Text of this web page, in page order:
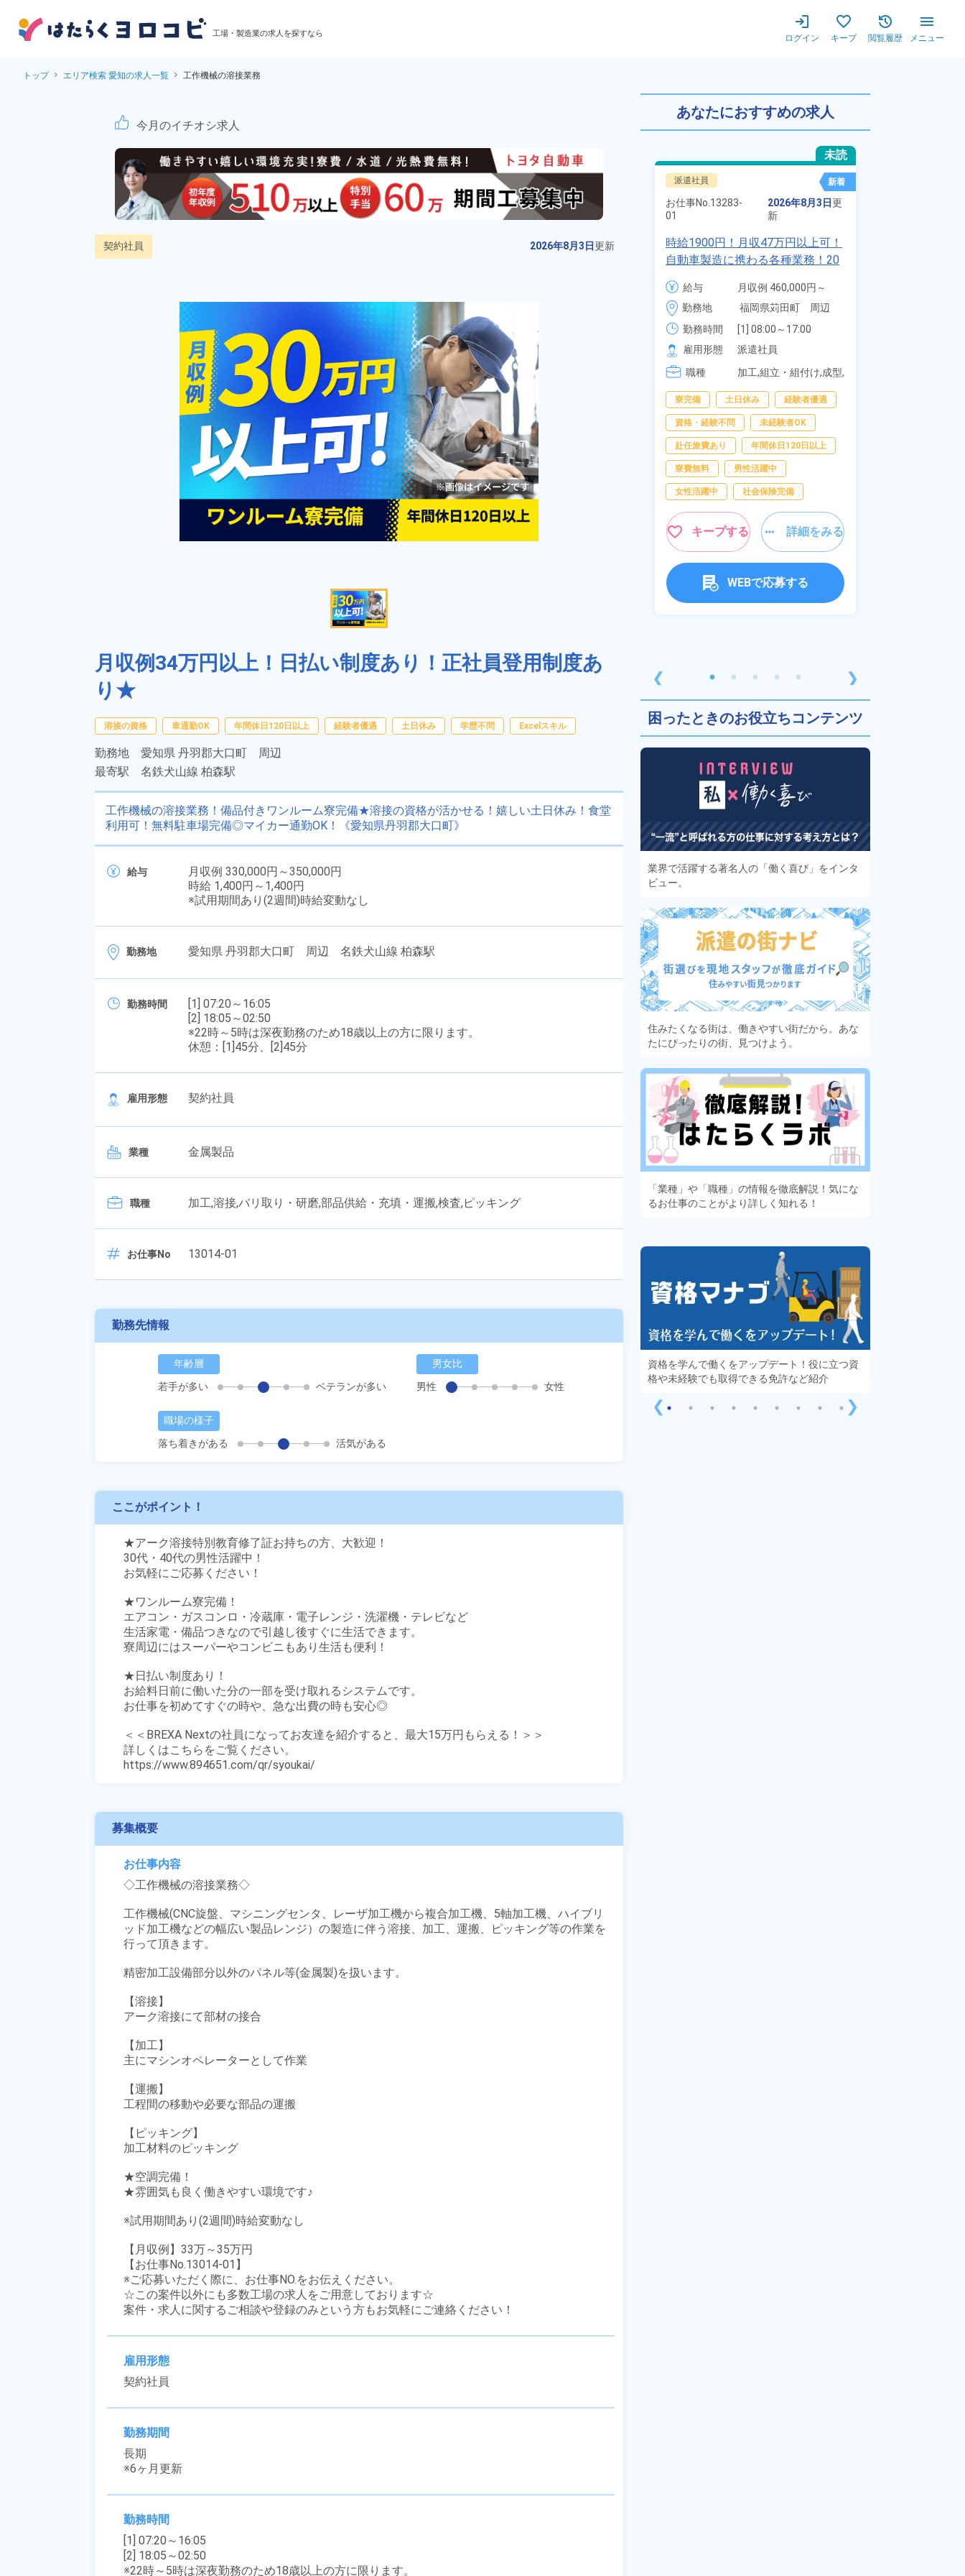
工場・製造業の求人を探すなら ログイン キープ 閲覧履歴 メニュー
トップ エリア検索 愛知の求人一覧 工作機械の溶接業務
工作機械の溶接業務！備品付きワンルーム寮完備★溶接の資格が活かせる！嬉し
今月のイチオシ求人
契約社員 2026年8月3日更新
月収例34万円以上！日払い制度あり！正社員登用制度あ
り★
溶接の資格 車通勤OK 年間休日120日以上 経験者優遇 土日休み 学歴不問 Excelスキル
勤務地 愛知県 丹羽郡大口町 周辺
最寄駅 名鉄犬山線 柏森駅
工作機械の溶接業務！備品付きワンルーム寮完備★溶接の資格が活かせる！嬉しい土日休み！食堂
利用可！無料駐車場完備◎マイカー通勤OK！《愛知県丹羽郡大口町》
給与
月収例 330,000円～350,000円
時給 1,400円～1,400円
※試用期間あり(2週間)時給変動なし
勤務地 愛知県 丹羽郡大口町 周辺 名鉄犬山線 柏森駅
勤務時間
[1] 07:20～16:05
[2] 18:05～02:50
※22時～5時は深夜勤務のため18歳以上の方に限ります。
休憩：[1]45分、[2]45分
雇用形態 契約社員
業種 金属製品
職種 加工,溶接,バリ取り・研磨,部品供給・充填・運搬,検査,ピッキング
お仕事No 13014-01
勤務先情報
年齢層
若手が多い
ベテランが多い
男女比
男性
女性
職場の様子
落ち着きがある
活気がある
ここがポイント！
★アーク溶接特別教育修了証お持ちの方、大歓迎！
30代・40代の男性活躍中！
お気軽にご応募ください！
★ワンルーム寮完備！
エアコン・ガスコンロ・冷蔵庫・電子レンジ・洗濯機・テレビなど
生活家電・備品つきなので引越し後すぐに生活できます。
寮周辺にはスーパーやコンビニもあり生活も便利！
★日払い制度あり！
お給料日前に働いた分の一部を受け取れるシステムです。
お仕事を初めてすぐの時や、急な出費の時も安心◎
＜＜BREXA Nextの社員になってお友達を紹介すると、最大15万円もらえる！＞＞
詳しくはこちらをご覧ください。
https://www.894651.com/qr/syoukai/
募集概要
お仕事内容
◇工作機械の溶接業務◇
工作機械(CNC旋盤、マシニングセンタ、レーザ加工機から複合加工機、5軸加工機、ハイブリ
ッド加工機などの幅広い製品レンジ）の製造に伴う溶接、加工、運搬、ピッキング等の作業を
行って頂きます。
精密加工設備部分以外のパネル等(金属製)を扱います。
【溶接】
アーク溶接にて部材の接合
【加工】
主にマシンオペレーターとして作業
【運搬】
工程間の移動や必要な部品の運搬
【ピッキング】
加工材料のピッキング
★空調完備！
★雰囲気も良く働きやすい環境です♪
※試用期間あり(2週間)時給変動なし
【月収例】33万～35万円
【お仕事No.13014-01】
※ご応募いただく際に、お仕事NO.をお伝えください。
☆この案件以外にも多数工場の求人をご用意しております☆
案件・求人に関するご相談や登録のみという方もお気軽にご連絡ください！
雇用形態
契約社員
勤務期間
長期
※6ヶ月更新
勤務時間
[1] 07:20～16:05
[2] 18:05～02:50
※22時～5時は深夜勤務のため18歳以上の方に限ります。
あなたにおすすめの求人
❮
お仕事No.13181-
01
2026年8月3日
新
食肉の加工や梱包作業！土日休み
★日勤専属！幅広い年齢の男女活
雰囲気◎無料駐車場完備＆マイカ
ー通勤可！《鹿児島県伊佐市》
勤務地
勤務時間
雇用形態
派遣社員
職種
食品加工,清掃,梱包
男性活躍中 女性活躍中
寮完備 社会保険完備
経験者優遇 資格・経験不問
未経験者OK 土日休み
赴任旅費あり
キープする
未読
派遣社員 新着
お仕事No. 13283-
01
2026年8月3日更
新
時給1900円！月収47万円以上可！
自動車製造に携わる各種業務！20
代～40代の男女活躍中★ワンルー
ム寮無料！マイカー通勤OK！無料
駐車場あり！赴任旅費会社負担！
社員食堂あり！日払いあり！土日
休み！特別賞与90万円支給！《福
岡県京都郡苅田町》
給与
月収例 460,000円～
480,000円
時給 1,900円～1,900円
勤務地
福岡県苅田町　周辺
勤務時間
[1] 08:00～17:00
[2] 20:00～05:00
[3] 06:30～15:00
[4] 14:30～23:00
雇用形態
派遣社員
職種
加工,組立・組付け,成型,
オペレーター,部品供
給・充填・運搬,検査,物
流・配送
寮完備 土日休み 経験者優遇
資格・経験不問 未経験者OK
赴任旅費あり 年間休日120日以上
寮費無料 男性活躍中
女性活躍中 社会保険完備
キープする 詳細をみる
WEBで応募する
❯
困ったときのお役立ちコンテンツ
業界で活躍する著名人の「働く喜び」をインタ
ビュー。
住みたくなる街は、働きやすい街だから。あな
たにぴったりの街、見つけよう。
「業種」や「職種」の情報を徹底解説！気にな
るお仕事のことがより詳しく知れる！
❮
あるモノに魅了され続け気がつけばマニア
はず！
資格を学んで働くをアップデート！役に立つ資
格や未経験でも取得できる免許など紹介
❯